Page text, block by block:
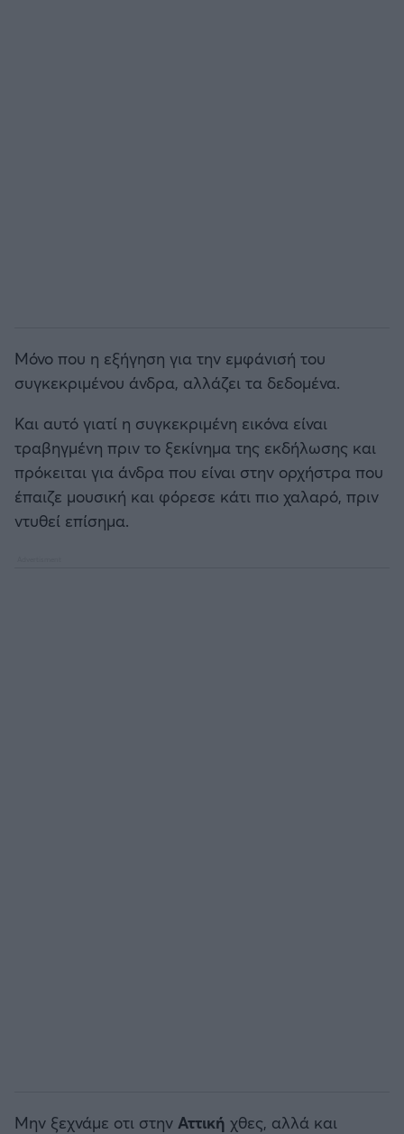
Μόνο που η εξήγηση για την εμφάνισή του
συγκεκριμένου άνδρα, αλλάζει τα δεδομένα.
Και αυτό γιατί η συγκεκριμένη εικόνα είναι
τραβηγμένη πριν το ξεκίνημα της εκδήλωσης και
πρόκειται για άνδρα που είναι στην ορχήστρα που
έπαιζε μουσική και φόρεσε κάτι πιο χαλαρό, πριν
ντυθεί επίσημα.
Μην ξεχνάμε οτι στην Αττική χθες, αλλά και